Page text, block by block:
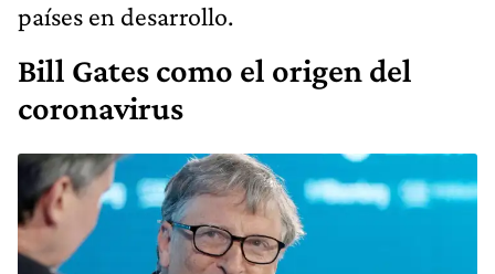
países en desarrollo.
Bill Gates como el origen del
coronavirus